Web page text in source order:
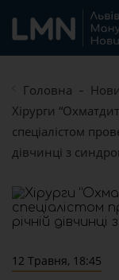
Головна
Хірурги
спеціалістом
дівчинці з
12 Травня, 18:45